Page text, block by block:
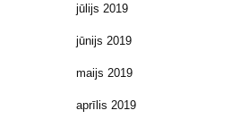
jūlijs 2019
jūnijs 2019
maijs 2019
aprīlis 2019